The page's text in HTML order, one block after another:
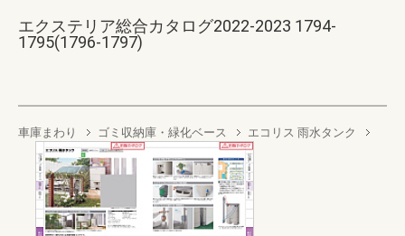
エクステリア総合カタログ2022-2023 1794-
1795(1796-1797)
車庫まわり ゴミ収納庫・緑化ベース エコリス 雨水タンク